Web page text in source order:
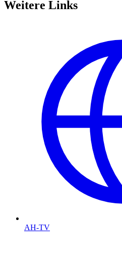
Weitere Links
AH-TV